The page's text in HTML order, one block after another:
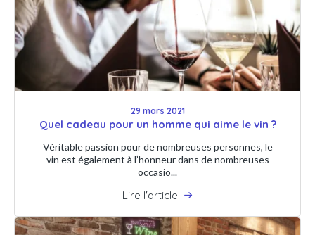
29 mars 2021
Quel cadeau pour un homme qui aime le vin ?
Véritable passion pour de nombreuses personnes, le
vin est également à l’honneur dans de nombreuses
occasio...
Lire l'article